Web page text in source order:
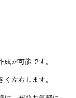
が可能です。
左右します。